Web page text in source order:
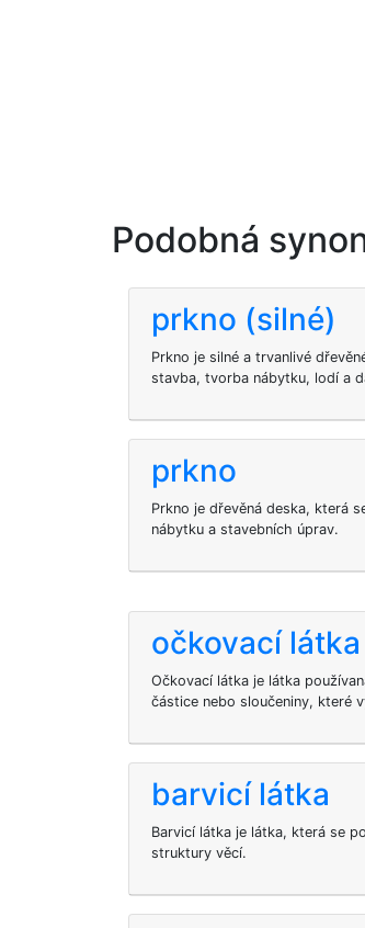
Podobná
prkno (silné)
Prkno je silné a trvanlivé
stavba, tvorba nábytku, lodí a
prkno
Prkno je dřevěná deska, která
nábytku a stavebních úprav.
očkovací látka
Očkovací látka je látka
částice nebo sloučeniny, které
barvicí látka
Barvicí látka je látka, která se
struktury věcí.